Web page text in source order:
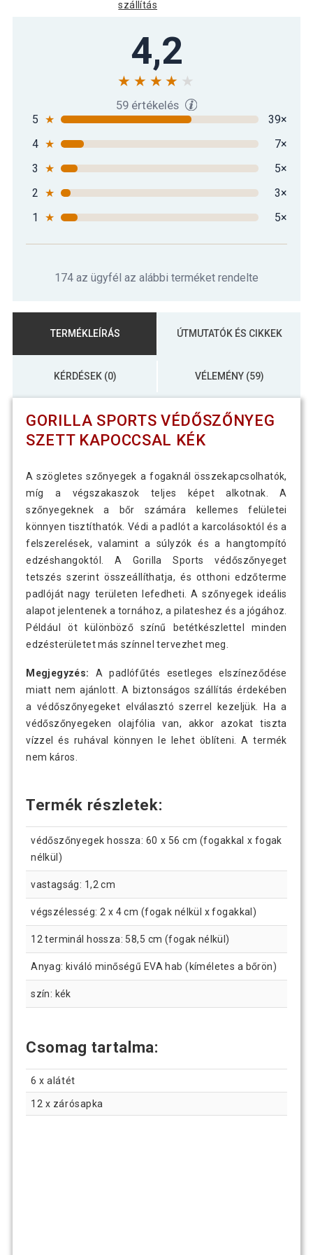
szállítás
4,2
59 értékelés
5 ★
39×
4 ★
7×
3
★
5×
2 ★
3×
1
★ 5×
174 az ügyfél az alábbi terméket rendelte
TERMÉKLEÍRÁS ÚTMUTATÓK ÉS CIKKEK
KÉRDÉSEK (0) VÉLEMÉNY (59)
GORILLA SPORTS VÉDŐSZŐNYEG
SZETT KAPOCCSAL KÉK
A szögletes szőnyegek a fogaknál összekapcsolhatók,
míg a végszakaszok teljes képet alkotnak. A
szőnyegeknek a bőr számára kellemes felületei
könnyen tisztíthatók. Védi a padlót a karcolásoktól és a
felszerelések, valamint a súlyzók és a hangtompító
edzéshangoktól. A Gorilla Sports védőszőnyeget
tetszés szerint összeállíthatja, és otthoni edzőterme
padlóját nagy területen lefedheti. A szőnyegek ideális
alapot jelentenek a tornához, a pilateshez és a jógához.
Például öt különböző színű betétkészlettel minden
edzésterületet más színnel tervezhet meg.
Megjegyzés:
A padlófűtés esetleges elszíneződése
miatt nem ajánlott. A biztonságos szállítás érdekében
a védőszőnyegeket elválasztó szerrel kezeljük. Ha a
védőszőnyegeken olajfólia van, akkor azokat tiszta
vízzel és ruhával könnyen le lehet öblíteni. A termék
nem káros.
Termék részletek:
védőszőnyegek hossza: 60 x 56 cm (fogakkal x fogak
nélkül)
vastagság: 1,2 cm
végszélesség: 2 x 4 cm (fogak nélkül x fogakkal)
12 terminál hossza: 58,5 cm (fogak nélkül)
Anyag: kiváló minőségű EVA hab (kíméletes a bőrön)
szín: kék
Csomag tartalma:
6 x alátét
12 x zárósapka